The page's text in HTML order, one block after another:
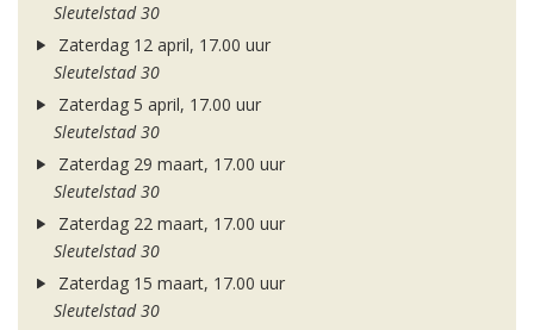
Sleutelstad 30
Zaterdag 12 april, 17.00 uur
Sleutelstad 30
Zaterdag 5 april, 17.00 uur
Sleutelstad 30
Zaterdag 29 maart, 17.00 uur
Sleutelstad 30
Zaterdag 22 maart, 17.00 uur
Sleutelstad 30
Zaterdag 15 maart, 17.00 uur
Sleutelstad 30